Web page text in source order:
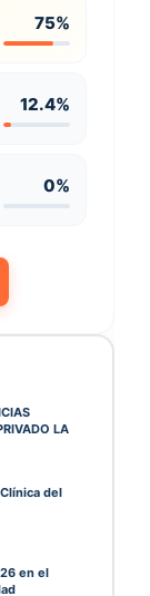
75%
12.4%
0%
LA
del
en el